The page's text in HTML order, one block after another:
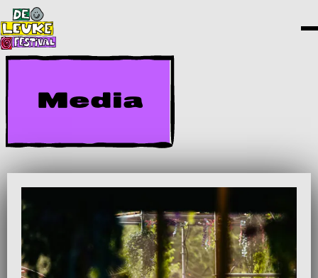
Media
Lees
meer
over
Bekijk